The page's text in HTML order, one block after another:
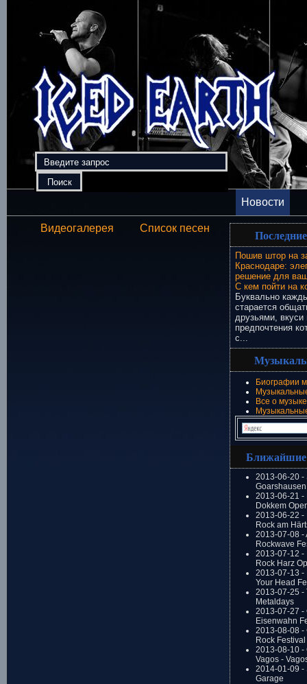
Новости
Видеогалерея Список песен
Пошив штор на
Краснодаре:
решение для
С кем пойти на
Буквально
старается
друзьями, вкуси
предпочтения
с...
Биографии
Все о музыке
2013-06-20 -
2013-06-21 -
Dokkem
2013-06-22 -
Rock am
2013-07-08 -
Rockwave
2013-07-12 -
Rock Harz
2013-07-13 -
Your Head
2013-07-25 -
Metaldays
2013-07-27 -
Eisenwahn
2013-08-08 -
Rock Festival
2013-08-10 -
Vagos -
2014-01-09 -
Garage